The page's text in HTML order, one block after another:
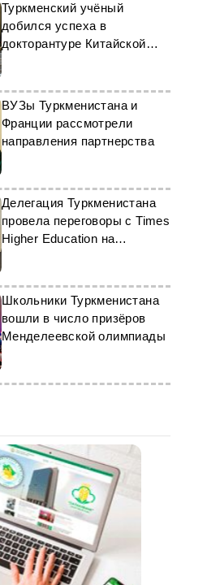
Туркменский учёный
добился успеха в
докторантуре Китайской
академии наук
ВУЗы Туркменистана и
Франции рассмотрели
направления партнерства
Делегация Туркменистана
провела переговоры с Times
Higher Education на
образования
Школьники Туркменистана
вошли в число призёров
Менделеевской олимпиады